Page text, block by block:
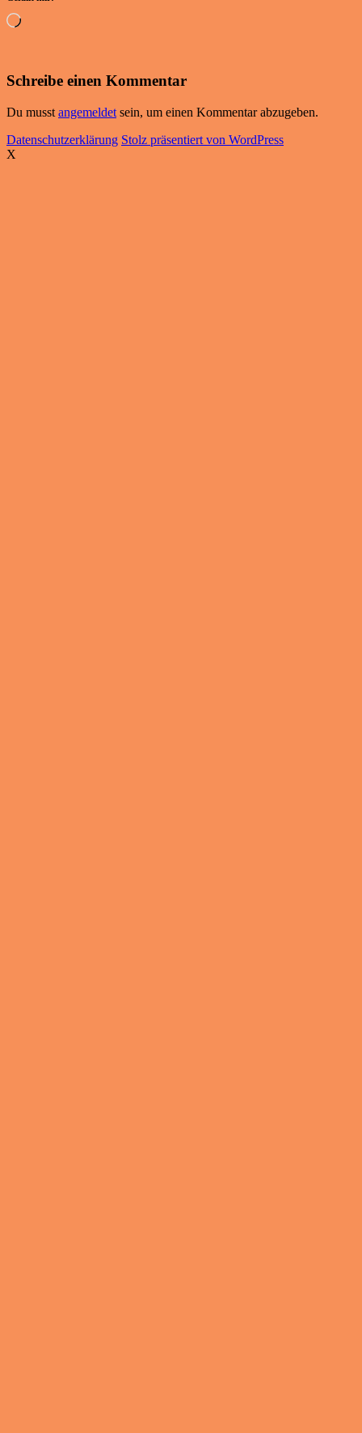
Wird
Schreibe einen Kommentar
Du musst angemeldet sein, um einen Kommentar abzugeben.
Datenschutzerklärung Stolz präsentiert von WordPress
X